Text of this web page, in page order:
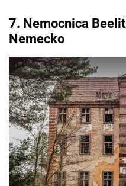
7. Nemocnica
Nemecko